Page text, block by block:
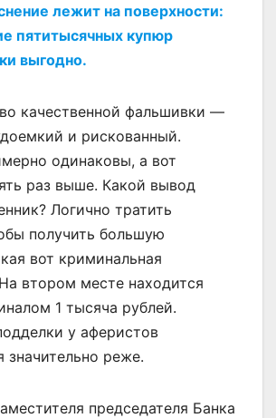
лежит на поверхности:
пятитысячных купюр
выгодно.
качественной фальшивки —
и рискованный.
одинаковы, а вот
раз выше. Какой вывод
Логично тратить
получить большую
вот криминальная
втором месте находится
1 тысяча рублей.
у аферистов
значительно реже.
председателя Банка